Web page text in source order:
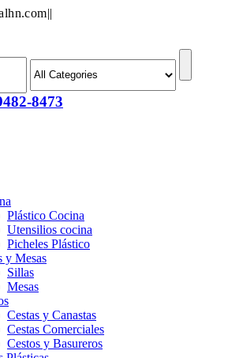
||
8473
Plástico Cocina
Utensilios cocina
Picheles Plástico
y Mesas
Sillas
Mesas
Cestas y Canastas
Cestas Comerciales
Cestos y Basureros